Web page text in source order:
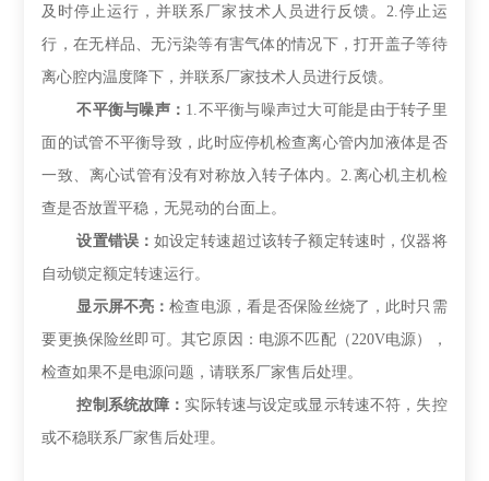
及时停止运行，并联系厂家技术人员进行反馈。2.停止运
行，在无样品、无污染等有害气体的情况下，打开盖子等待
离心腔内温度降下，并联系厂家技术人员进行反馈。
不平衡与噪声： 1.不平衡与噪声过大可能是由于转子里
面的试管不平衡导致，此时应停机检查离心管内加液体是否
一致、离心试管有没有对称放入转子体内。2.离心机主机检
查是否放置平稳，无晃动的台面上。
设置错误：如设定转速超过该转子额定转速时，仪器将
自动锁定额定转速运行。
显示屏不亮：检查电源，看是否保险丝烧了，此时只需
要更换保险丝即可。其它原因：电源不匹配（220V电源），
检查如果不是电源问题，请联系厂家售后处理。
控制系统故障： 实际转速与设定或显示转速不符，失控
或不稳联系厂家售后处理。